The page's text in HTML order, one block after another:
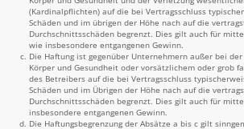
(Kardinalpflichten) auf die bei Vertragsschluss
Schäden und im übrigen der Höhe nach auf die
Durchschnittsschäden begrenzt. Dies gilt auch für
wie insbesondere entgangenen Gewinn.
Die Haftung ist gegenüber Unternehmern außer bei
Körper und Gesundheit oder vorsätzlichem oder grob
des Betreibers auf die bei Vertragsschluss
Schäden und im Übrigen der Höhe nach auf die
Durchschnittsschäden begrenzt. Dies gilt auch für
insbesondere entgangenen Gewinn.
Die Haftungsbegrenzung der Absätze a bis c gilt